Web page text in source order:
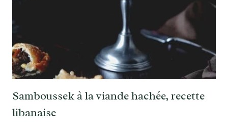
Samboussek à la viande hachée, recette
libanaise